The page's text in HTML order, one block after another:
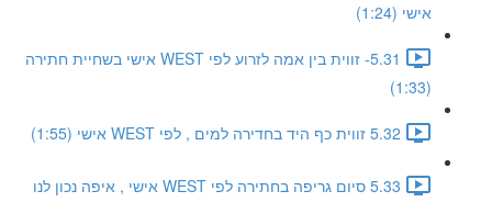
אישי (1:24)
5.31- זווית בין אמה לזרוע לפי WEST אישי בשחיית חתירה
(1:33)
5.32 זווית כף היד בחדירה למים , לפי WEST אישי (1:55)
5.33 סיום גריפה בחתירה לפי WEST אישי , איפה נכון לנו